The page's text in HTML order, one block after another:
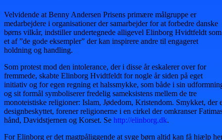
Velvidende at Benny Andersen Prisens primære målgruppe er
medarbejdere i organisationer der samarbejder for at forbedre danske
børns vilkår, indstiller undertegnede alligevel Elinborg Hvidtfeldt som
et af ”de gode eksempler” der kan inspirere andre til engageret
holdning og handling.
Som protest mod den intolerance, der i disse år eskalerer over for
fremmede, skabte Elinborg Hvidtfeldt for nogle år siden på eget
initiativ og for egen regning et halssmykke, som både i sin
og sit formål symboliserer fredelig sameksistens mellem de tre
monoteistiske religioner: Islam, Jødedom, Kristendom. Smykket, der
designbeskyttet, forener religionerne i en cirkel der omkranser
hånd, Davidstjernen og Korset. Se http://elinborg.dk.
For Elinborg er det magtpåliggende at syge børn altid kan få hjælp